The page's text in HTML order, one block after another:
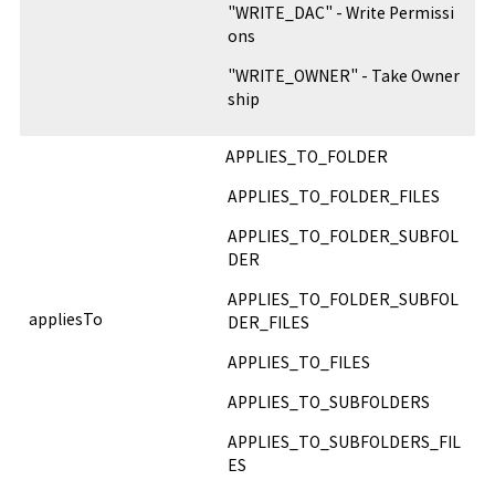
"WRITE_DAC" - Write Permissi
ons
"WRITE_OWNER" - Take Owner
ship
appliesTo
APPLIES_TO_FOLDER
APPLIES_TO_FOLDER_FILES
APPLIES_TO_FOLDER_SUBFOL
DER
APPLIES_TO_FOLDER_SUBFOL
DER_FILES
APPLIES_TO_FILES
APPLIES_TO_SUBFOLDERS
APPLIES_TO_SUBFOLDERS_FIL
ES